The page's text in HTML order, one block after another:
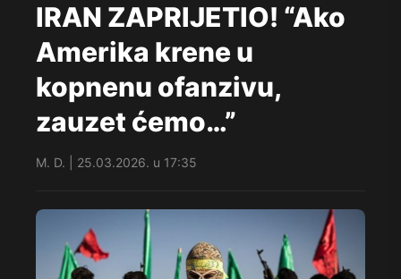
IRAN ZAPRIJETIO! “Ako
Amerika krene u
kopnenu ofanzivu,
zauzet ćemo…”
M. D. | 25.03.2026. u 17:35